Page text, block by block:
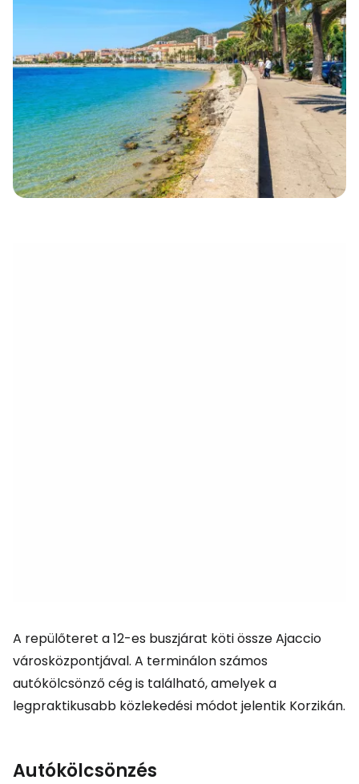
A repülőteret a 12-es buszjárat köti össze Ajaccio
városközpontjával. A terminálon számos
autókölcsönző cég is található, amelyek a
legpraktikusabb közlekedési módot jelentik Korzikán.
Autókölcsönzés